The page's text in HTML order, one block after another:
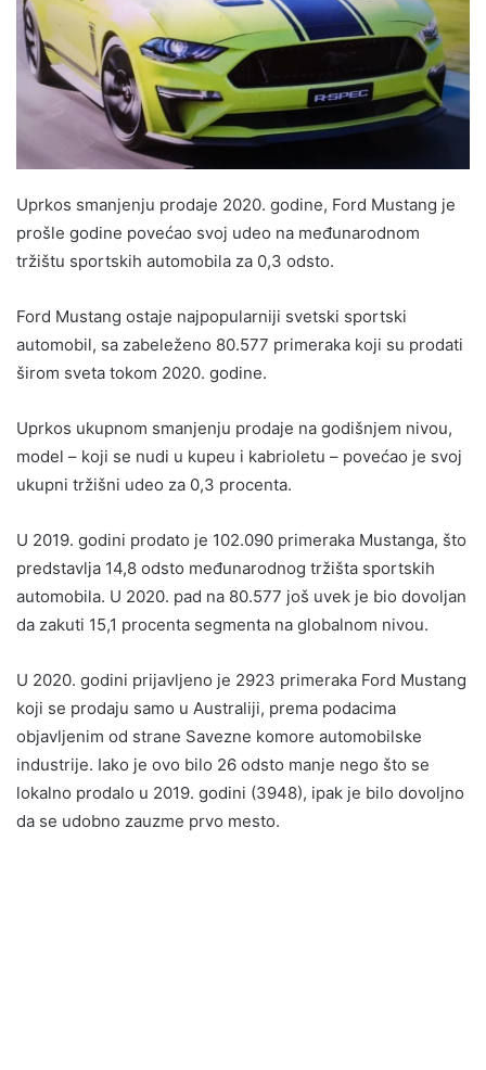
Uprkos smanjenju prodaje 2020. godine, Ford Mustang je
prošle godine povećao svoj udeo na međunarodnom
tržištu sportskih automobila za 0,3 odsto.
Ford Mustang ostaje najpopularniji svetski sportski
automobil, sa zabeleženo 80.577 primeraka koji su prodati
širom sveta tokom 2020. godine.
Uprkos ukupnom smanjenju prodaje na godišnjem nivou,
model – koji se nudi u kupeu i kabrioletu – povećao je svoj
ukupni tržišni udeo za 0,3 procenta.
U 2019. godini prodato je 102.090 primeraka Mustanga, što
predstavlja 14,8 odsto međunarodnog tržišta sportskih
automobila. U 2020. pad na 80.577 još uvek je bio dovoljan
da zakuti 15,1 procenta segmenta na globalnom nivou.
U 2020. godini prijavljeno je 2923 primeraka Ford Mustang
koji se prodaju samo u Australiji, prema podacima
objavljenim od strane Savezne komore automobilske
industrije. Iako je ovo bilo 26 odsto manje nego što se
lokalno prodalo u 2019. godini (3948), ipak je bilo dovoljno
da se udobno zauzme prvo mesto.